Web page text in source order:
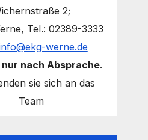
2;
Tel.: 02389-3333
werne.de
nur nach Absprache.
sie sich an das
Team